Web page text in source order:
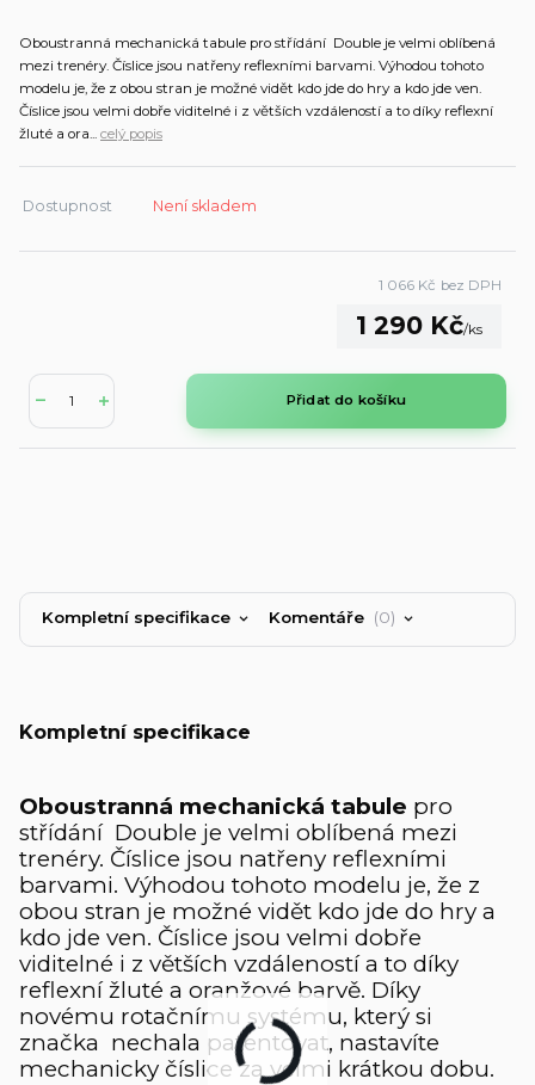
Oboustranná mechanická tabule pro střídání Double je velmi oblíbená
mezi trenéry. Číslice jsou natřeny reflexními barvami. Výhodou tohoto
modelu je, že z obou stran je možné vidět kdo jde do hry a kdo jde ven.
Číslice jsou velmi dobře viditelné i z větších vzdáleností a to díky reflexní
žluté a ora... celý popis
Dostupnost Není skladem
1 290 Kč/ks
1 066 Kč bez DPH
Přidat do košíku
Kompletní specifikace Komentáře 0
Kompletní specifikace
Oboustranná mechanická tabule pro
střídání Double je velmi oblíbená mezi
trenéry. Číslice jsou natřeny reflexními
barvami. Výhodou tohoto modelu je, že z
obou stran je možné vidět kdo jde do hry a
kdo jde ven. Číslice jsou velmi dobře
viditelné i z větších vzdáleností a to díky
reflexní žluté a oranžové barvě. Díky
novému rotačnímu systému, který si
značka nechala patentovat, nastavíte
mechanicky číslice za velmi krátkou dobu.